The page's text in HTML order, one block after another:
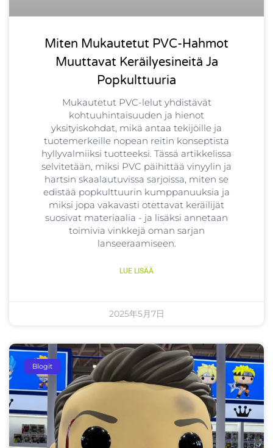
Miten Mukautetut PVC-Hahmot
Muuttavat Keräilyesineitä Ja
Popkulttuuria
Mukautetut PVC-lelut yhdistävät
kohtuuhintaisuuden ja hienot
yksityiskohdat, mikä antaa tekijöille ja
tuotemerkeille nopean reitin konseptista
hyllyvalmiiksi tuotteeksi. Tässä artikkelissa
selvitetään, miksi PVC päihittää vinyylin ja
hartsin skaalautuvissa sarjoissa, miten se
edistää popkulttuurin kumppanuuksia ja
miksi jopa vakavasti otettavat keräilijät
suosivat materiaalia - ja lisäksi annetaan
toimivia vinkkejä oman sarjan
lanseeraamiseen.
LUE LISÄÄ
2025年5月7日
Blogit